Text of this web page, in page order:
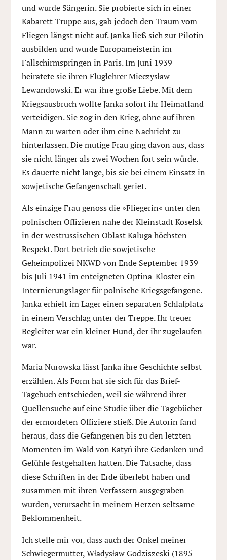
und wurde Sängerin. Sie probierte sich in einer
Kabarett-Truppe aus, gab jedoch den Traum vom
Fliegen längst nicht auf. Janka ließ sich zur Pilotin
ausbilden und wurde Europameisterin im
Fallschirmspringen in Paris. Im Juni 1939
heiratete sie ihren Fluglehrer Mieczysław
Lewandowski. Er war ihre große Liebe. Mit dem
Kriegsausbruch wollte Janka sofort ihr Heimatland
verteidigen. Sie zog in den Krieg, ohne auf ihren
Mann zu warten oder ihm eine Nachricht zu
hinterlassen. Die mutige Frau ging davon aus, dass
sie nicht länger als zwei Wochen fort sein würde.
Es dauerte nicht lange, bis sie bei einem Einsatz in
sowjetische Gefangenschaft geriet.
Als einzige Frau genoss die »Fliegerin« unter den
polnischen Offizieren nahe der Kleinstadt Koselsk
in der westrussischen Oblast Kaluga höchsten
Respekt. Dort betrieb die sowjetische
Geheimpolizei NKWD von Ende September 1939
bis Juli 1941 im enteigneten Optina-Kloster ein
Internierungslager für polnische Kriegsgefangene.
Janka erhielt im Lager einen separaten Schlafplatz
in einem Verschlag unter der Treppe. Ihr treuer
Begleiter war ein kleiner Hund, der ihr zugelaufen
war.
Maria Nurowska lässt Janka ihre Geschichte selbst
erzählen. Als Form hat sie sich für das Brief-
Tagebuch entschieden, weil sie während ihrer
Quellensuche auf eine Studie über die Tagebücher
der ermordeten Offiziere stieß. Die Autorin fand
heraus, dass die Gefangenen bis zu den letzten
Momenten im Wald von Katyń ihre Gedanken und
Gefühle festgehalten hatten. Die Tatsache, dass
diese Schriften in der Erde überlebt haben und
zusammen mit ihren Verfassern ausgegraben
wurden, verursacht in meinem Herzen seltsame
Beklommenheit.
Ich stelle mir vor, dass auch der Onkel meiner
Schwiegermutter, Władysław Godziszeski (1895 –